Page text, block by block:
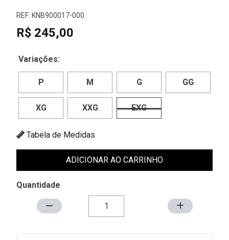
REF: KNB900017-000
R$ 245,00
Variações:
P M G GG
XG XXG EXG
Tabela de Medidas
ADICIONAR AO CARRINHO
Quantidade